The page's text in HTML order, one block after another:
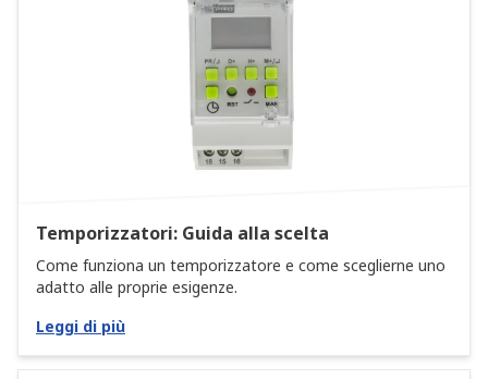
Temporizzatori: Guida alla scelta
Come funziona un temporizzatore e come sceglierne uno
adatto alle proprie esigenze.
Leggi di più